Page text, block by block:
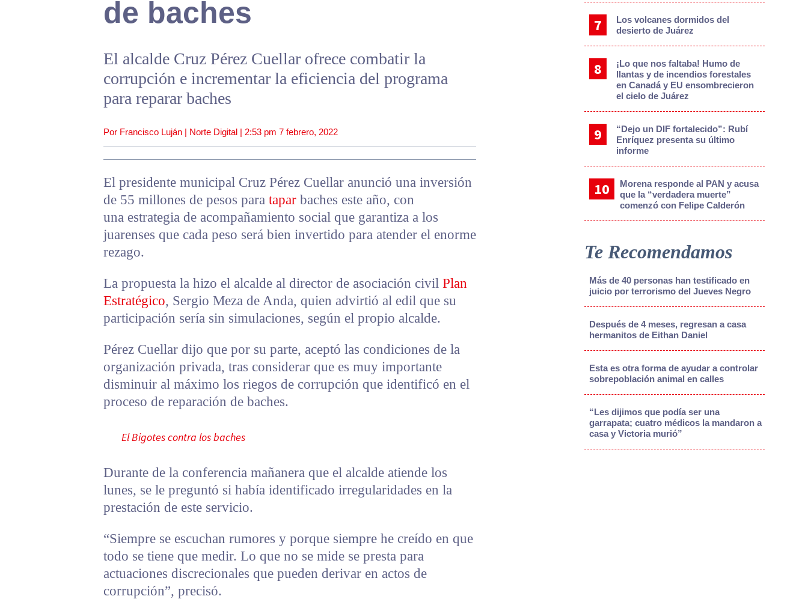
de baches
El alcalde Cruz Pérez Cuellar ofrece combatir la
corrupción e incrementar la eficiencia del programa
para reparar baches
Por Francisco Luján | Norte Digital | 2:53 pm 7 febrero, 2022
El presidente municipal Cruz Pérez Cuellar anunció una inversión
de 55 millones de pesos para tapar baches este año, con
una estrategia de acompañamiento social que garantiza a los
juarenses que cada peso será bien invertido para atender el enorme
rezago.
La propuesta la hizo el alcalde al director de asociación civil Plan
Estratégico, Sergio Meza de Anda, quien advirtió al edil que su
participación sería sin simulaciones, según el propio alcalde.
Pérez Cuellar dijo que por su parte, aceptó las condiciones de la
organización privada, tras considerar que es muy importante
disminuir al máximo los riegos de corrupción que identificó en el
proceso de reparación de baches.
El Bigotes contra los baches
Durante de la conferencia mañanera que el alcalde atiende los
lunes, se le preguntó si había identificado irregularidades en la
prestación de este servicio.
“Siempre se escuchan rumores y porque siempre he creído en que
todo se tiene que medir. Lo que no se mide se presta para
actuaciones discrecionales que pueden derivar en actos de
corrupción”, precisó.
Los volcanes dormidos del
desierto de Juárez
¡Lo que nos faltaba! Humo de
llantas y de incendios forestales
en Canadá y EU ensombrecieron
el cielo de Juárez
“Dejo un DIF fortalecido”: Rubí
Enríquez presenta su último
informe
Morena responde al PAN y acusa
que la “verdadera muerte”
comenzó con Felipe Calderón
Te Recomendamos
Más de 40 personas han testificado en
juicio por terrorismo del Jueves Negro
Después de 4 meses, regresan a casa
hermanitos de Eithan Daniel
Esta es otra forma de ayudar a controlar
sobrepoblación animal en calles
“Les dijimos que podía ser una
garrapata; cuatro médicos la mandaron a
casa y Victoria murió”